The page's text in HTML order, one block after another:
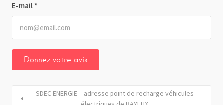
E-mail *
SDEC ENERGIE – adresse point de recharge véhicules